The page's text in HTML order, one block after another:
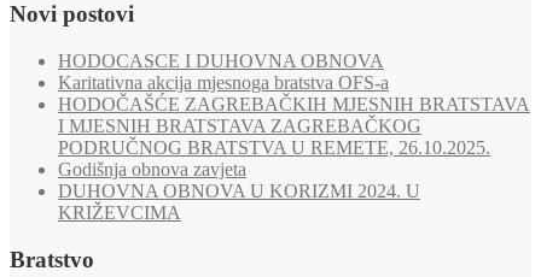
Novi postovi
HODOCASCE I DUHOVNA OBNOVA
Karitativna akcija mjesnoga bratstva OFS-a
HODOČAŠĆE ZAGREBAČKIH MJESNIH BRATSTAVA
I MJESNIH BRATSTAVA ZAGREBAČKOG
PODRUČNOG BRATSTVA U REMETE, 26.10.2025.
Godišnja obnova zavjeta
DUHOVNA OBNOVA U KORIZMI 2024. U
KRIŽEVCIMA
Bratstvo